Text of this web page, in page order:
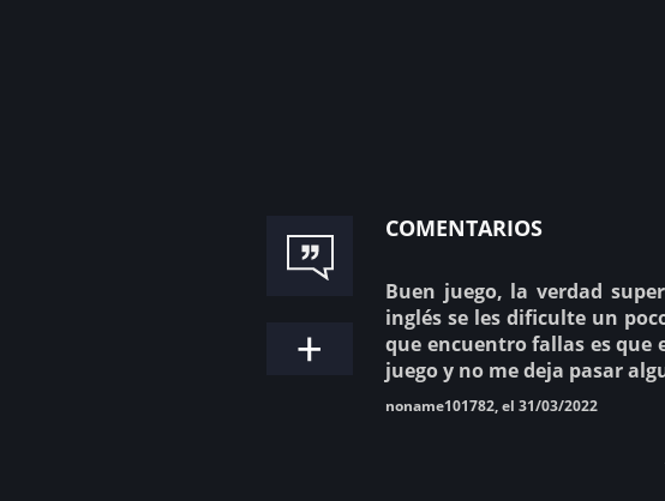
comentarios
Buen juego, la verdad
inglés se les dificulte un
que encuentro fallas es que
juego y no me deja pasar
noname101782, el 31/03/2022